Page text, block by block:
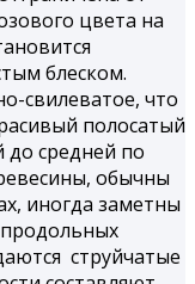
цвета на
блеском.
свилеватое, что
полосатый
до средней по
обычны
иногда заметны
струйчатые